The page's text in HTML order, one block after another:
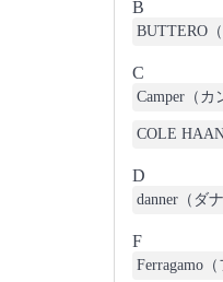
B
BUTTERO
C
Camper（カ
COLE
D
danner（ダナ
F
Ferragamo（